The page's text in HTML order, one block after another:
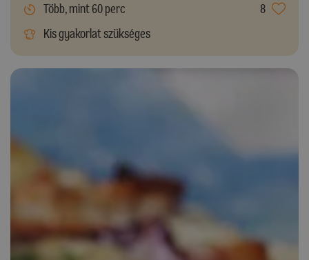
Több, mint 60 perc
8
Kis gyakorlat szükséges